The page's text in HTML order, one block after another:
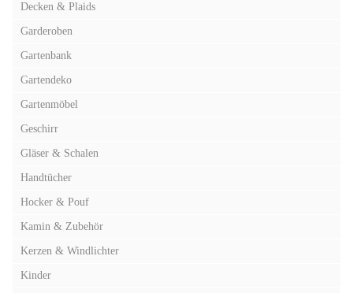
Decken & Plaids
Garderoben
Gartenbank
Gartendeko
Gartenmöbel
Geschirr
Gläser & Schalen
Handtücher
Hocker & Pouf
Kamin & Zubehör
Kerzen & Windlichter
Kinder